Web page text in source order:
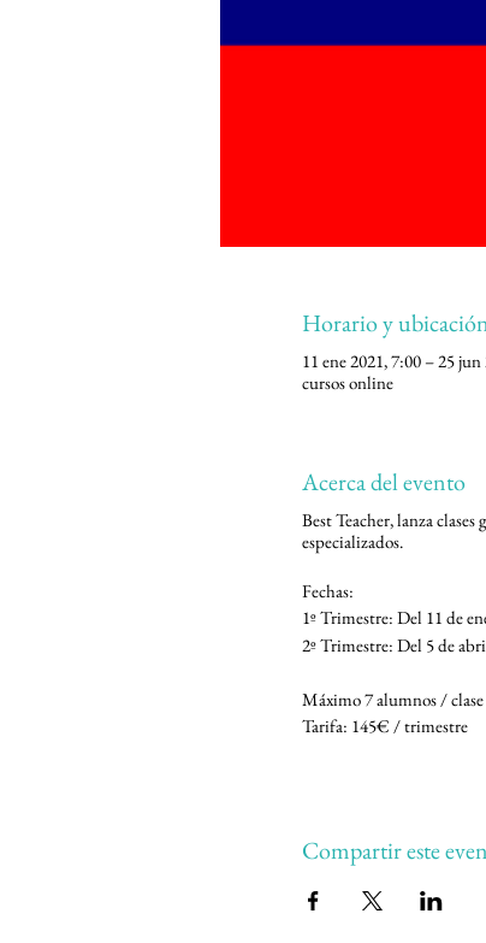
Horario y
11 ene 2021, 7:00 – 25
cursos online
Acerca del evento
Best Teacher, lanza
especializados.
Fechas:
1º Trimestre: Del 11 de
2º Trimestre: Del 5 de
Máximo 7 alumnos / clase
Tarifa: 145€ / trimestre
Lunes 8:00-10:00 o de
Jueves: 8:00-10:00 o de
Viernes: 16:00- 18:00
Compartir este